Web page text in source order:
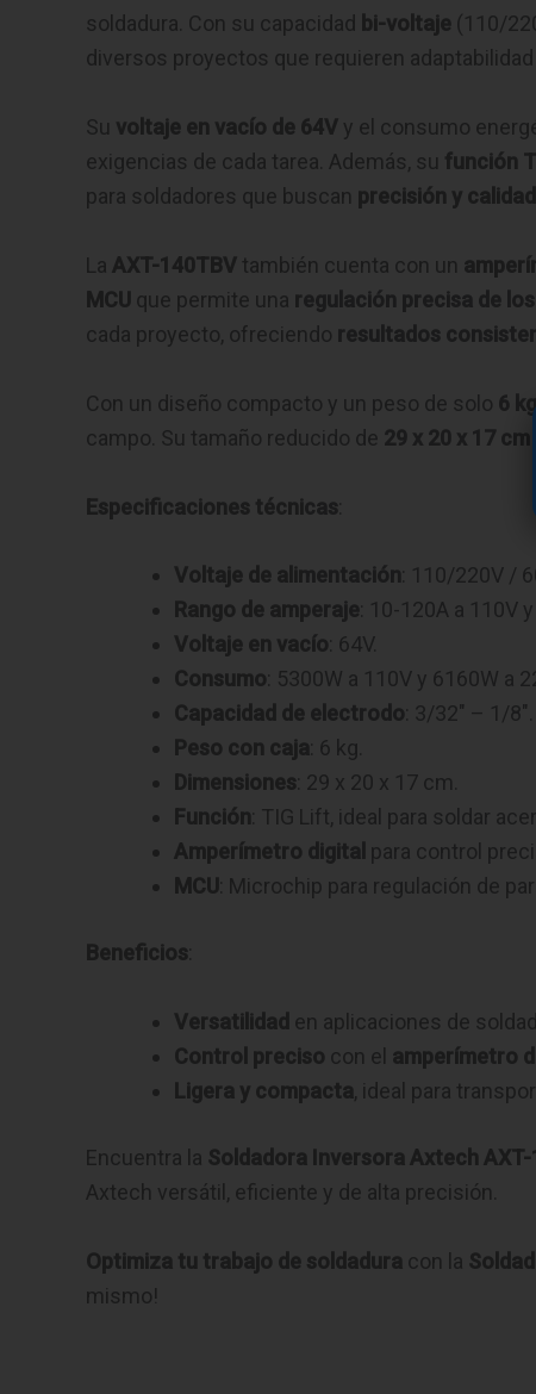
soldadura. Con su capacidad
bi-voltaje (110/
diversos proyectos que requieren
Su voltaje en vacío de 64V y el consumo
exigencias de cada tarea. Además, su función
para soldadores que buscan precisión y calidad
La AXT-140TBV también cuenta con un
MCU que permite una regulación precisa de
cada proyecto, ofreciendo resultados
Con un diseño compacto y un peso de solo 6 kg
campo. Su tamaño reducido de 29 x 20 x 17 cm
Especificaciones técnicas
Voltaje de alimentación : 110/220V /
Rango de amperaje : 10-120A a 110V
Voltaje en vacío : 64V.
Consumo : 5300W a 110V y 6160W a
Capacidad de electrodo : 3/32″ – 1/8″.
Peso con caja : 6 kg.
Dimensiones : 29 x 20 x 17 cm.
Función : TIG Lift, ideal para soldar
Amperímetro digital para control
MCU : Microchip para regulación de
Beneficios
Versatilidad en aplicaciones de
Control preciso con el amperímetro
Ligera y compacta, ideal para
Encuentra la Soldadora Inversora Axtech
Axtech versátil, eficiente y de alta precisión.
Optimiza tu trabajo de soldadura con la
mismo!